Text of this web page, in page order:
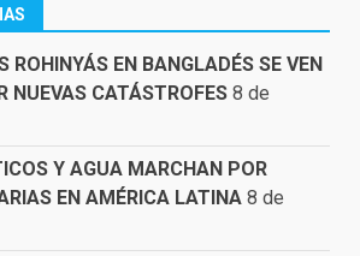
ROHINYÁS EN BANGLADÉS SE VEN
NUEVAS CATÁSTROFES 8 de
Y AGUA MARCHAN POR
EN AMÉRICA LATINA 8 de